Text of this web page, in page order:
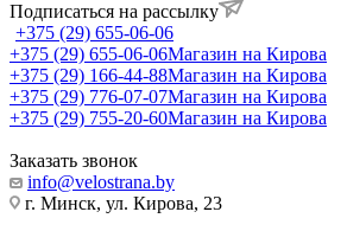
Подписаться на рассылку
+375 (29) 655-06-06
+375 (29) 655-06-06Магазин на Кирова
+375 (29) 166-44-88Магазин на Кирова
+375 (29) 776-07-07Магазин на Кирова
+375 (29) 755-20-60Магазин на Кирова
Заказать звонок
info@velostrana.by
г. Минск, ул. Кирова, 23